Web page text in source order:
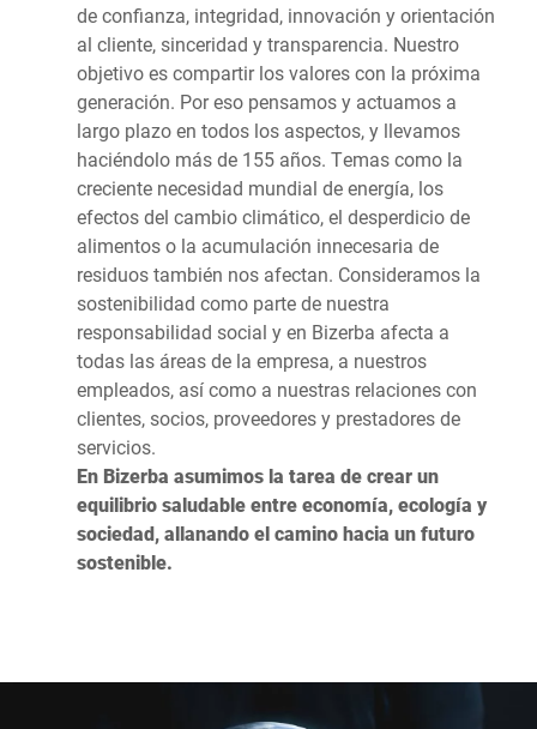
de confianza, integridad, innovación y orientación
al cliente, sinceridad y transparencia. Nuestro
objetivo es compartir los valores con la próxima
generación. Por eso pensamos y actuamos a
largo plazo en todos los aspectos, y llevamos
haciéndolo más de 155 años. Temas como la
creciente necesidad mundial de energía, los
efectos del cambio climático, el desperdicio de
alimentos o la acumulación innecesaria de
residuos también nos afectan. Consideramos la
sostenibilidad como parte de nuestra
responsabilidad social y en Bizerba afecta a
todas las áreas de la empresa, a nuestros
empleados, así como a nuestras relaciones con
clientes, socios, proveedores y prestadores de
servicios.
En Bizerba asumimos la tarea de crear un
equilibrio saludable entre economía, ecología y
sociedad, allanando el camino hacia un futuro
sostenible.